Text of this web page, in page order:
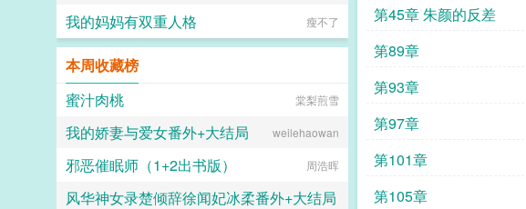
第45章 朱颜的反差
第89章
第93章
第97章
第101章
第105章
我的妈妈有双重人格 瘦不了
本周收藏榜
蜜汁肉桃
棠梨煎雪
我的娇妻与爱女番外+大结局 weilehaowan
邪恶催眠师（1+2出书版） 周浩晖
风华神女录楚倾辞徐闻妃冰柔番外+大结局